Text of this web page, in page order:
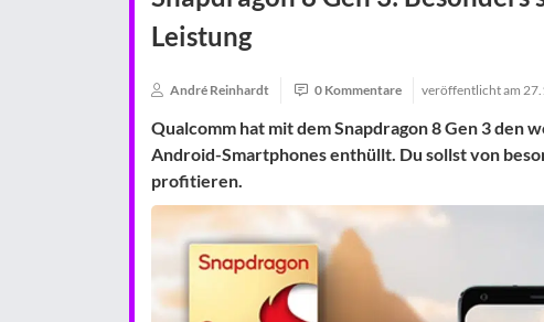
Leistung
André Reinhardt 0 Kommentare veröffentlicht am
Qualcomm hat mit dem Snapdragon 8 Gen 3 den
Android-Smartphones enthüllt. Du sollst von
profitieren.